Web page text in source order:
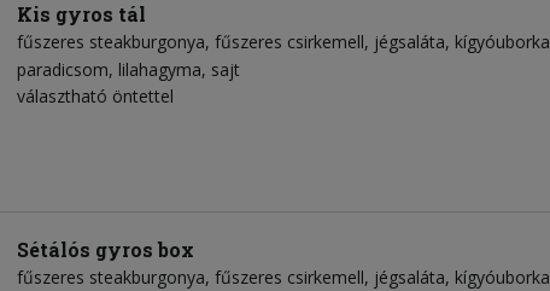
Kis gyros tál
fűszeres steakburgonya fűszeres csirkemell jégsaláta kígyóuborka
paradicsom lilahagyma sajt
választható öntettel
Sétálós gyros box
fűszeres steakburgonya fűszeres csirkemell jégsaláta kígyóuborka